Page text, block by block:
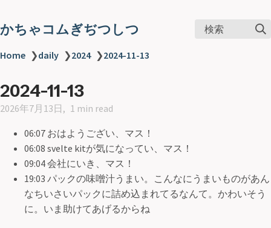
かちゃコムぎぢつしつ 検索
Home ❯daily ❯2024 ❯2024-11-13
2024-11-13
2026年7月13日 1 min read
06:07 おはようござい、マス！
06:08 svelte kitが気になってい、マス！
09:04 会社にいき、マス！
19:03 パックの味噌汁うまい。こんなにうまいものがあん
なちいさいパックに詰め込まれてるなんて。かわいそう
に。いま助けてあげるからね